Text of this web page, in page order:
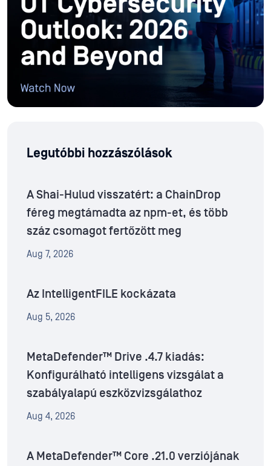
Legutóbbi hozzászólások
A Shai-Hulud visszatért: a ChainDrop
féreg megtámadta az npm-et, és több
száz csomagot fertőzött meg
Aug 7, 2026
Az IntelligentFILE kockázata
Aug 5, 2026
MetaDefender™ Drive .4.7 kiadás:
Konfigurálható intelligens vizsgálat a
szabályalapú eszközvizsgálathoz
Aug 4, 2026
A MetaDefender™ Core .21.0 verziójának